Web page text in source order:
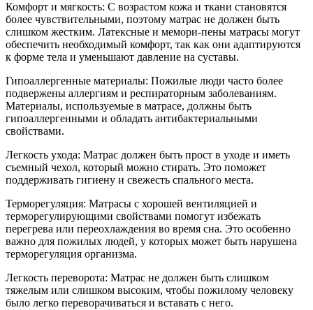
Комфорт и мягкость: С возрастом кожа и ткани становятся
более чувствительными, поэтому матрас не должен быть
слишком жестким. Латексные и мемори-пены матрасы могут
обеспечить необходимый комфорт, так как они адаптируются
к форме тела и уменьшают давление на суставы.
Гипоаллергенные материалы: Пожилые люди часто более
подвержены аллергиям и респираторным заболеваниям.
Материалы, используемые в матрасе, должны быть
гипоаллергенными и обладать антибактериальными
свойствами.
Легкость ухода: Матрас должен быть прост в уходе и иметь
съемный чехол, который можно стирать. Это поможет
поддерживать гигиену и свежесть спального места.
Терморегуляция: Матрасы с хорошей вентиляцией и
терморегулирующими свойствами помогут избежать
перегрева или переохлаждения во время сна. Это особенно
важно для пожилых людей, у которых может быть нарушена
терморегуляция организма.
Легкость переворота: Матрас не должен быть слишком
тяжелым или слишком высоким, чтобы пожилому человеку
было легко переворачиваться и вставать с него.